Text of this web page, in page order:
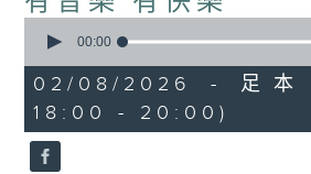
seconds
1
hour,
42
minutes,
52
seconds
00:00
02/08/2026 - 足本
18:00 - 20:00)